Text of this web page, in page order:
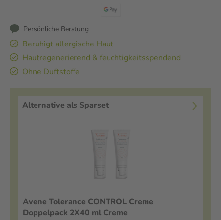
Persönliche Beratung
Beruhigt allergische Haut
Hautregenerierend & feuchtigkeitsspendend
Ohne Duftstoffe
Alternative als Sparset
Avene Tolerance CONTROL Creme
Doppelpack 2X40 ml Creme